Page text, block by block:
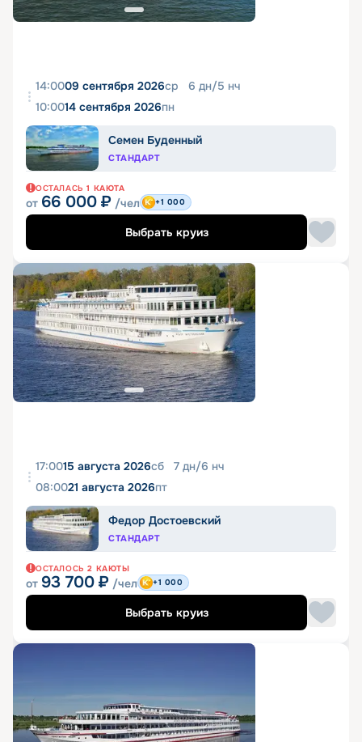
14:0009 сентября 2026ср 6 дн/5 нч
10:0014 сентября 2026пн
Семен Буденный
СТАНДАРТ
ОСТАЛАСЬ 1 КАЮТА
от 66 000 ₽ /чел +1 000
Выбрать круиз
17:0015 августа 2026сб 7 дн/6 нч
08:0021 августа 2026пт
Федор Достоевский
СТАНДАРТ
ОСТАЛОСЬ 2 КАЮТЫ
от 93 700 ₽ /чел +1 000
Выбрать круиз